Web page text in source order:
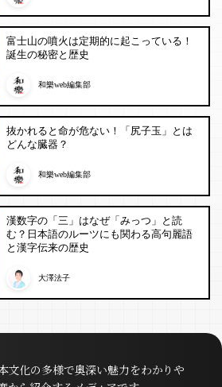
富士山の噴火は定期的に起こっている！
誕生の秘密と歴史
和樂web編集部
抜かれると命が危ない！「尻子玉」とは
どんな臓器？
和樂web編集部
漢数字の「三」はなぜ「みっつ」と読
む？日本語のルーツにも関わる高句麗語
と漢字伝来の歴史
大澤法子
文化の多様で奥深い魅力をわかりや